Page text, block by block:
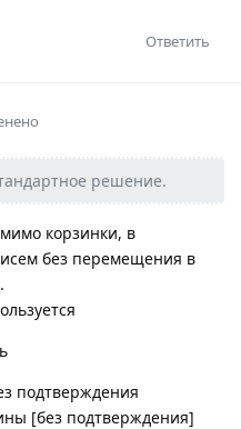
Ответить
решение.
корзинки, в
без перемещения в
подтверждения
[без подтверждения]